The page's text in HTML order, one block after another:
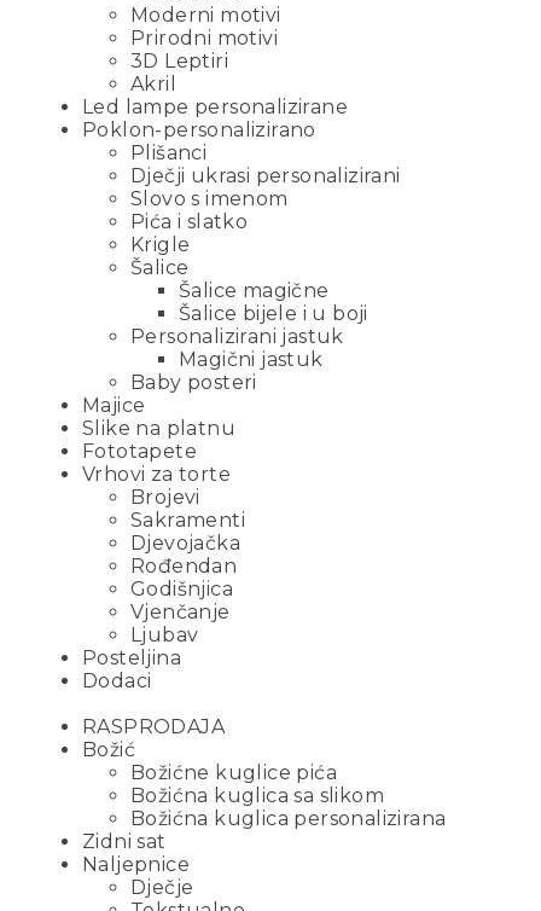
Moderni motivi
Prirodni motivi
3D Leptiri
Akril
Led lampe personalizirane
Poklon-personalizirano
Plišanci
Dječji ukrasi personalizirani
Slovo s imenom
Pića i slatko
Krigle
Šalice
Šalice magične
Šalice bijele i u boji
Personalizirani jastuk
Magični jastuk
Baby posteri
Majice
Slike na platnu
Fototapete
Vrhovi za torte
Brojevi
Sakramenti
Djevojačka
Rođendan
Godišnjica
Vjenčanje
Ljubav
Posteljina
Dodaci
RASPRODAJA
Božić
Božićne kuglice pića
Božićna kuglica sa slikom
Božićna kuglica personalizirana
Zidni sat
Naljepnice
Dječje